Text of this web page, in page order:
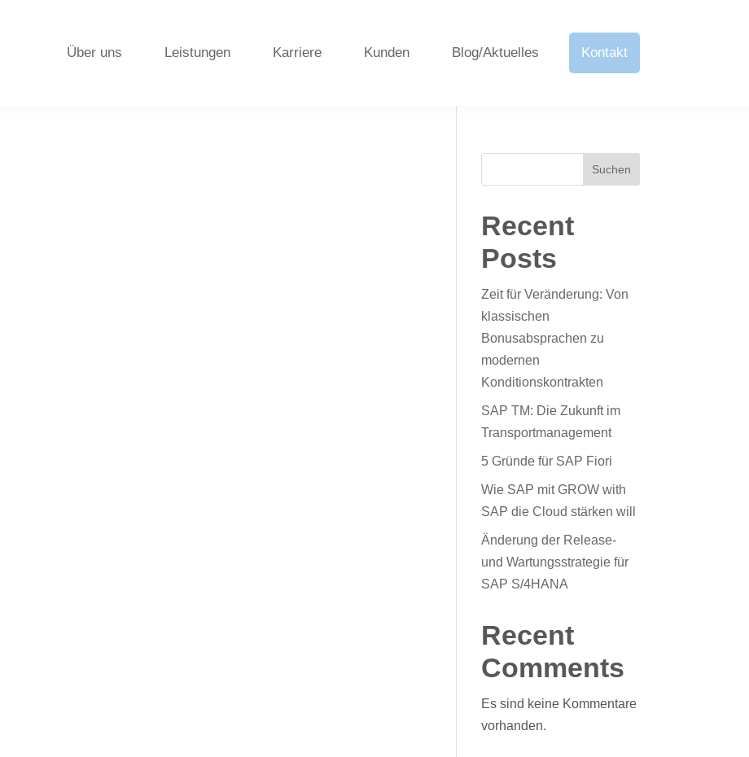
Über uns Leistungen Karriere Kunden Blog/Aktuelles Kontakt
Suchen
Recent
Posts
Zeit für Veränderung: Von
klassischen
Bonusabsprachen zu
modernen
Konditionskontrakten
SAP TM: Die Zukunft im
Transportmanagement
5 Gründe für SAP Fiori
Wie SAP mit GROW with
SAP die Cloud stärken will
Änderung der Release-
und Wartungsstrategie für
SAP S/4HANA
Recent
Comments
Es sind keine Kommentare
vorhanden.